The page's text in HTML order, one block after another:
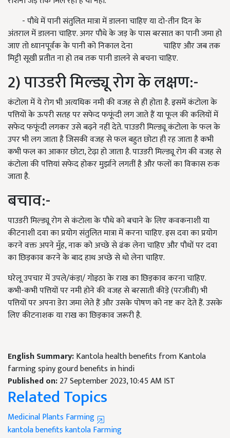
- पौधे में पानी संतुलित मात्रा में डालना चाहिए या दो-तीन दिन के
अंतराल में डालना चाहिए. अगर पौधे के जड़ के पास बरसात का पानी जमा हो
जाए तो ध्यानपूर्वक के पानी को निकाल देना चाहिए और जब तक
मिट्टी सूखी प्रतीत ना हो तब तक पानी डालने से बचना चाहिए.
2) पाउडरी मिल्ड्यू रोग के लक्षण:-
कंटोला में ये रोग भी अत्यधिक नमी की वजह से ही होता है. इसमें कंटोला के
पत्तियों के ऊपरी सतह पर सफेद फफूंदी लग जाते हैं या फूल की कलियों में
सफेद फफूंदी लगकर उसे बढ़ने नहीं देते. पाउडरी मिल्ड्यू कंटोला के फल के
उपर भी लग जाता है जिसकी वजह से फल बहुत छोटा ही रह जाता है कभी
कभी फल का आकार छोटा, टेढ़ा हो जाता है. पाउडरी मिल्ड्यू रोग की वजह से
कंटोला की पत्तियां सफेद होकर मुर्झाने लगतीं है और फलों का विकास रुक
जाता है.
बचाव:-
पाउडरी मिल्ड्यू रोग से कंटोला के पौधे को बचाने के लिए कवकनाशी या
कीटनाशी दवा का प्रयोग संतुलित मात्रा में करना चाहिए. इस दवा का प्रयोग
करने वक्त अपने मुँह, नाक को अच्छे से ढंक लेना चाहिए और पौधों पर दवा
का छिड़काव करने के बाद हाथ अच्छे से धो लेना चाहिए.
घरेलू उपचार में उपले/कंड़ा/ गोइठा के राख का छिड़काव करना चाहिए.
कभी-कभी पत्तियों पर नमी होने की वजह से बरसाती कीड़े (परजीवी) भी
पत्तियों पर अपना डेरा जमा लेते हैं और उसके पोषण को नष्ट कर देते हैं. उसके
लिए कीटनाशक या राख का छिड़काव जरूरी है.
English Summary:Kantola health benefits from Kantola
farming spiny gourd benefits in hindi
Published on:27 September 2023, 10:45 AM IST
Related Topics
Medicinal Plants Farming
kantolabenefits kantolaFarming